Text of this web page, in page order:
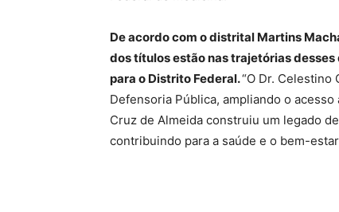
De acordo com o distrital Martins
dos títulos estão nas trajetórias
para o Distrito Federal.“O Dr.
Defensoria Pública, ampliando o
Cruz de Almeida construiu um legado
contribuindo para a saúde e o bem-